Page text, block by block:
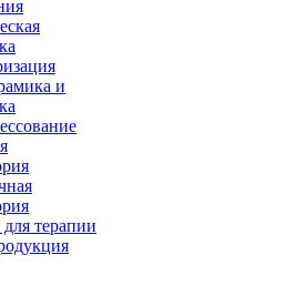
и
терапии